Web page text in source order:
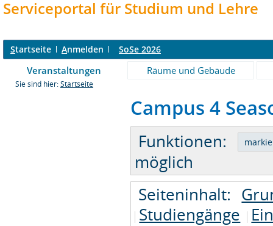
Serviceportal für Studium und Lehre
Startseite Anmelden SoSe 2026
Veranstaltungen Räume und Gebäude
Sie sind hier: Startseite
Campus 4
Funktionen:
möglich
Seiteninhalt:
Studiengänge